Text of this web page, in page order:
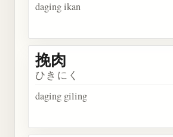
daging ikan
挽肉
ひきにく
daging giling